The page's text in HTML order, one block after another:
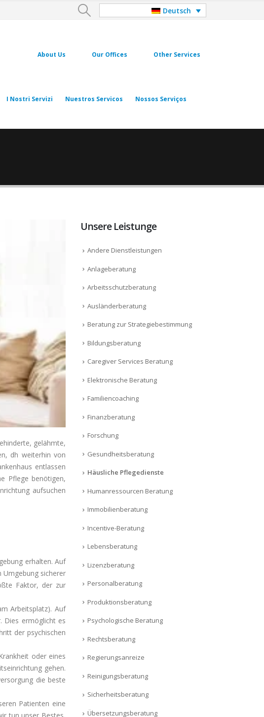
Deutsch
About Us Our Offices Other Services
I Nostri Servizi Nuestros Servicos Nossos Serviços
gelähmte,
dh weiterhin von
entlassen
Pflege benötigen,
aufsuchen
erhalten. Auf
Umgebung sicherer
Faktor, der zur
Arbeitsplatz). Auf
Dies ermöglicht es
der psychischen
oder eines
gehen.
die beste
Patienten eine
Unsere Leistunge
Andere Dienstleistungen
Anlageberatung
Arbeitsschutzberatung
Ausländerberatung
Beratung zur Strategiebestimmung
Bildungsberatung
Caregiver Services Beratung
Elektronische Beratung
Familiencoaching
Finanzberatung
Forschung
Gesundheitsberatung
Häusliche Pflegedienste
Humanressourcen Beratung
Immobilienberatung
Incentive-Beratung
Lebensberatung
Lizenzberatung
Personalberatung
Produktionsberatung
Psychologische Beratung
Rechtsberatung
Regierungsanreize
Reinigungsberatung
Sicherheitsberatung
Übersetzungsberatung